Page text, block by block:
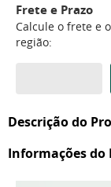
Frete e Prazo
Calcule o frete e
região:
Descrição do
Informações do